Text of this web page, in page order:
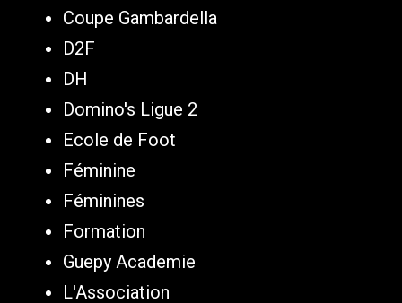
Coupe Gambardella
D2F
DH
Domino's Ligue 2
Ecole de Foot
Féminine
Féminines
Formation
Guepy Academie
L'Association